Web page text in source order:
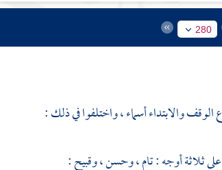
280
والابتداء أسماء ، واختلفوا في ذلك :
ثلاثة أوجه : تام ، وحسن ، وقبيح :